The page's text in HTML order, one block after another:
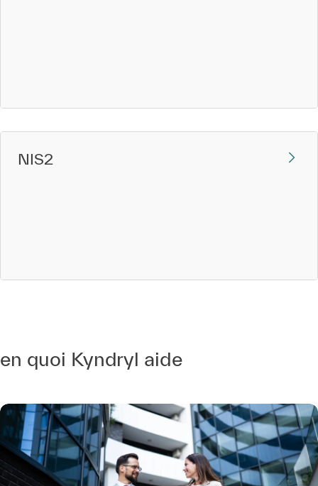
NIS2
en quoi Kyndryl aide